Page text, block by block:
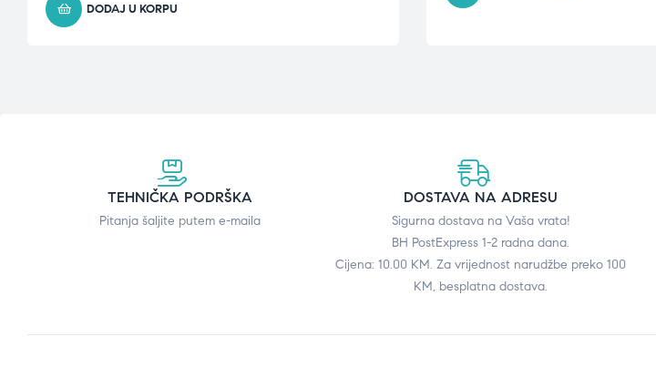
DODAJ U KORPU
TEHNIČKA PODRŠKA
Pitanja šaljite putem e-maila
DOSTAVA NA ADRESU
Sigurna dostava na Vaša vrata!
BH PostExpress 1-2 radna dana.
Cijena: 10.00 KM. Za vrijednost narudžbe preko 100
KM, besplatna dostava.